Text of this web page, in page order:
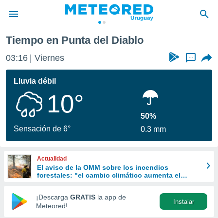
de
ha
para
que se
calidad.
a este
las
y
forma
digital
basada
Tiempo en Punta del Diablo
03:16 Viernes ...
Lluvia débil
10°
Sensación de 6°
50%
0.3 mm
Actualidad
El aviso de la OMM sobre los incendios
forestales: "el cambio climático aumenta el
¡Descarga GRATIS la app de
Meteored!
Instalar